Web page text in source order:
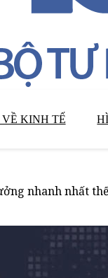
KINH TẾ
nhanh nhất